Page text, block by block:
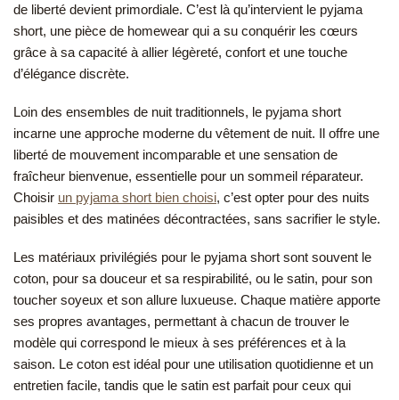
de liberté devient primordiale. C’est là qu’intervient le pyjama
short, une pièce de homewear qui a su conquérir les cœurs
grâce à sa capacité à allier légèreté, confort et une touche
d’élégance discrète.
Loin des ensembles de nuit traditionnels, le pyjama short
incarne une approche moderne du vêtement de nuit. Il offre une
liberté de mouvement incomparable et une sensation de
fraîcheur bienvenue, essentielle pour un sommeil réparateur.
Choisir un pyjama short bien choisi, c’est opter pour des nuits
paisibles et des matinées décontractées, sans sacrifier le style.
Les matériaux privilégiés pour le pyjama short sont souvent le
coton, pour sa douceur et sa respirabilité, ou le satin, pour son
toucher soyeux et son allure luxueuse. Chaque matière apporte
ses propres avantages, permettant à chacun de trouver le
modèle qui correspond le mieux à ses préférences et à la
saison. Le coton est idéal pour une utilisation quotidienne et un
entretien facile, tandis que le satin est parfait pour ceux qui